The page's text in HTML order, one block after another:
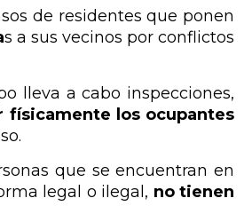
de residentes que ponen
s a sus vecinos por conflictos
lleva a cabo inspecciones,
físicamente los ocupantes
que se encuentran en
legal o ilegal, no tienen